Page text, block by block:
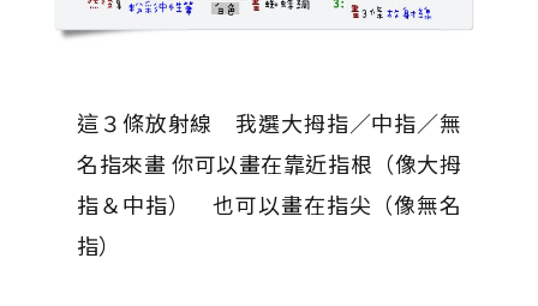
這３條放射線 我選大拇指／中指／無
名指來畫 你可以畫在靠近指根（像大拇
指＆中指） 也可以畫在指尖（像無名
指）